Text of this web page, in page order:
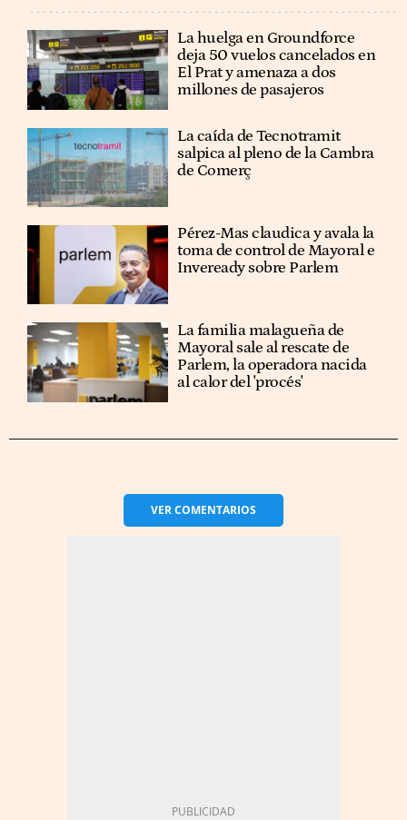
La huelga en Groundforce
deja 50 vuelos cancelados en
El Prat y amenaza a dos
millones de pasajeros
La caída de Tecnotramit
salpica al pleno de la Cambra
de Comerç
Pérez-Mas claudica y avala la
toma de control de Mayoral e
Inveready sobre Parlem
La familia malagueña de
Mayoral sale al rescate de
Parlem, la operadora nacida
al calor del 'procés'
VERCOMENTARIOS